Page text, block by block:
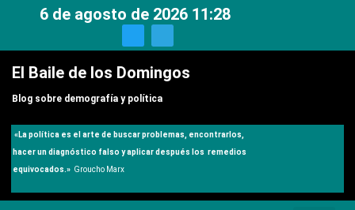
6 de agosto de 2026 11:28
T
i
t
r
T
l
g
r
a
m
El Baile de los Domingos
Blog sobre demografía y política
«La política es el arte de buscar problemas, encontrarlos,
hacer un diagnóstico falso y aplicar después los remedios
equivocados.» Groucho Marx